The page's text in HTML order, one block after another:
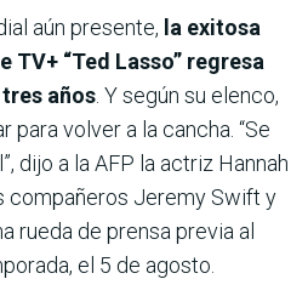
aún presente, la exitosa
TV+ “Ted Lasso” regresa
tres años . Y según su elenco,
para volver a la cancha. “Se
dijo a la AFP la actriz Hannah
compañeros Jeremy Swift y
rueda de prensa previa al
el 5 de agosto.